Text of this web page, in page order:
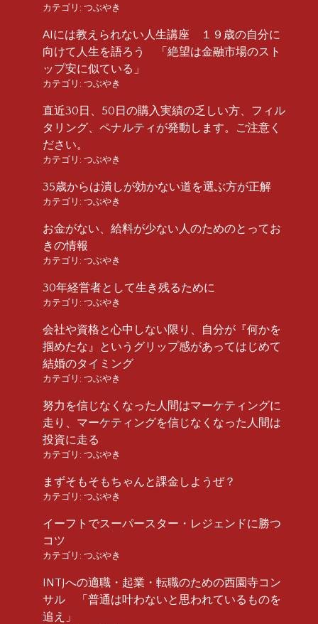
カテゴリ: つぶやき
AIには教えられない人生講座 １９歳の自分に
向けて人生を語ろう 「絶望は金融市場のスト
ップ安に似ている」
カテゴリ: つぶやき
直近30日、50日の購入実績の乏しい方、フィル
タリング、ペナルティが発動します。ご注意く
ださい。
カテゴリ: つぶやき
35歳からは潰しが効かない道を選ぶ方が正解
カテゴリ: つぶやき
お金がない、給料が少ない人のためのとってお
きの情報
カテゴリ: つぶやき
30年経営者として生き残るために
カテゴリ: つぶやき
会社や資格と心中しない限り、自分が『何かを
掴めたな』というグリップ感があってはじめて
結婚のタイミング
カテゴリ: つぶやき
努力を信じなくなった人間はマーケティングに
走り、マーケティングを信じなくなった人間は
投資に走る
カテゴリ: つぶやき
まずそもそもちゃんと課金しようぜ？
カテゴリ: つぶやき
イーフトでスーパースター・レジェンドに勝つ
コツ
カテゴリ: つぶやき
INTJへの適職・起業・転職のための西園寺コン
サル 「普通は叶わないと思われているものを
追え」